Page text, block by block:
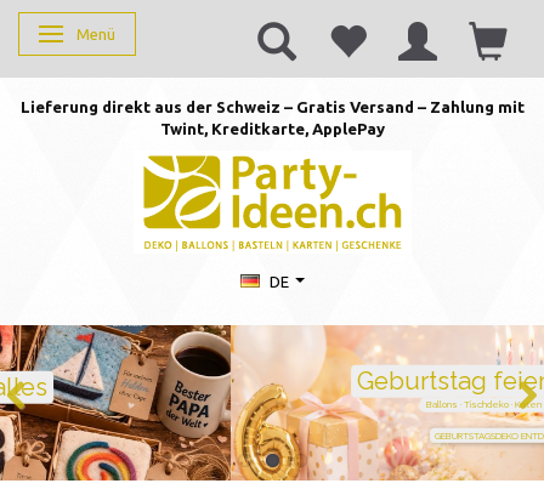
Anzeige ändern
Menü
Lieferung direkt aus der Schweiz – Gratis Versand – Zahlung mit
Twint, Kreditkarte, ApplePay
DE
Geburtstag feiern mit Stil
Ballons · Tischdeko · Karten · Zahlen
GEBURTSTAGSDEKO ENTDECKEN